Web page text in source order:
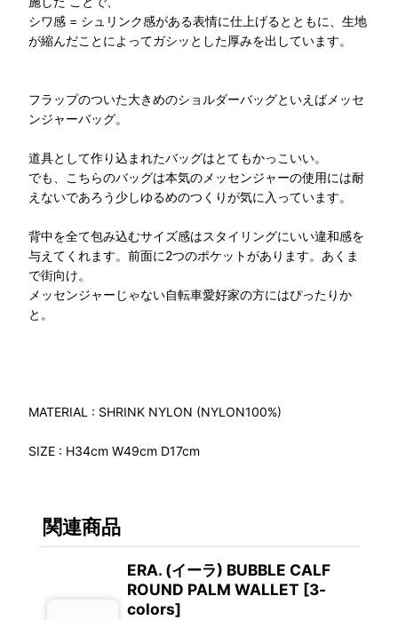
シワ感 = シュリンク感がある表情に仕上げるとともに、生地
が縮んだことによってガシッとした厚みを出しています。
フラップのついた大きめのショルダーバッグといえばメッセ
ンジャーバッグ。
道具として作り込まれたバッグはとてもかっこいい。
でも、こちらのバッグは本気のメッセンジャーの使用には耐
えないであろう少しゆるめのつくりが気に入っています。
背中を全て包み込むサイズ感はスタイリングにいい違和感を
与えてくれます。前面に2つのポケットがあります。あくま
で街向け。
メッセンジャーじゃない自転車愛好家の方にはぴったりか
と。
MATERIAL : SHRINK NYLON (NYLON100%)
SIZE : H34cm W49cm D17cm
関連商品
ERA. (イーラ) BUBBLE CALF
ROUND PALM WALLET [3-
colors]